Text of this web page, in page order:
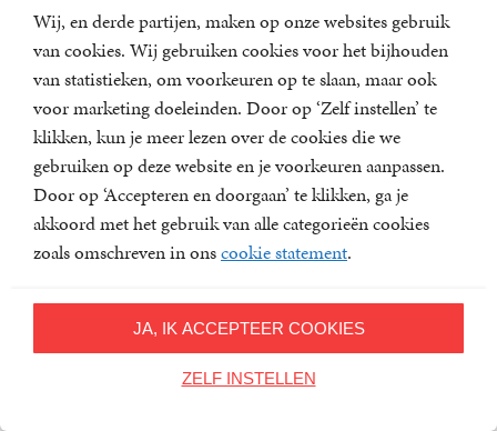
Wij, en derde partijen, maken op onze websites gebruik
van cookies. Wij gebruiken cookies voor het bijhouden
van statistieken, om voorkeuren op te slaan, maar ook
voor marketing doeleinden. Door op ‘Zelf instellen’ te
klikken, kun je meer lezen over de cookies die we
gebruiken op deze website en je voorkeuren aanpassen.
Door op ‘Accepteren en doorgaan’ te klikken, ga je
akkoord met het gebruik van alle categorieën cookies
zoals omschreven in onscookie statement.
JA, IK ACCEPTEER COOKIES
ZELF INSTELLEN
Herinneringen aan de